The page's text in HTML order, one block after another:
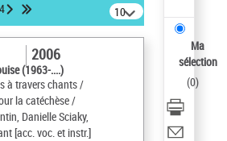
10
résultats/page
(1963-....)
à travers chants /
la catéchèse /
Danielle Sciaky,
[acc. voc. et instr.]
2006
Ma
sélection
(0)